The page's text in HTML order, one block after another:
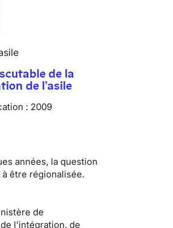
de la
de l'asile
: 2009
années, la question
être régionalisée.
de
l’intégration, de